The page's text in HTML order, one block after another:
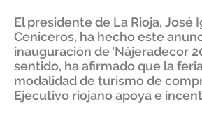
El presidente de La Rioja, José
Ceniceros, ha hecho este
inauguración de 'Nájeradecor
sentido, ha afirmado que la
modalidad de turismo de
Ejecutivo riojano apoya e